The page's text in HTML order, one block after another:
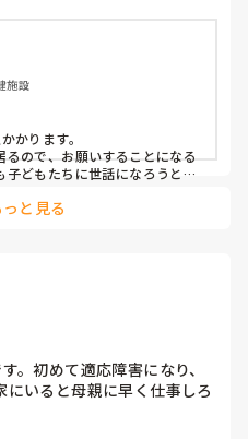
施設
かります。
ので、お願いすることになる
どもたちに世話になろうとは
と見る
。初めて適応障害になり、
いると母親に早く仕事しろ
先月に母親と妹と旅行に行